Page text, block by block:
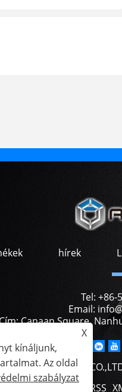
hírek
Tel: +86-
Email:
Canaan Square,
AOKE TRADING
Sitemap RSS
X
kínáljunk,
Az oldal
szabályzat